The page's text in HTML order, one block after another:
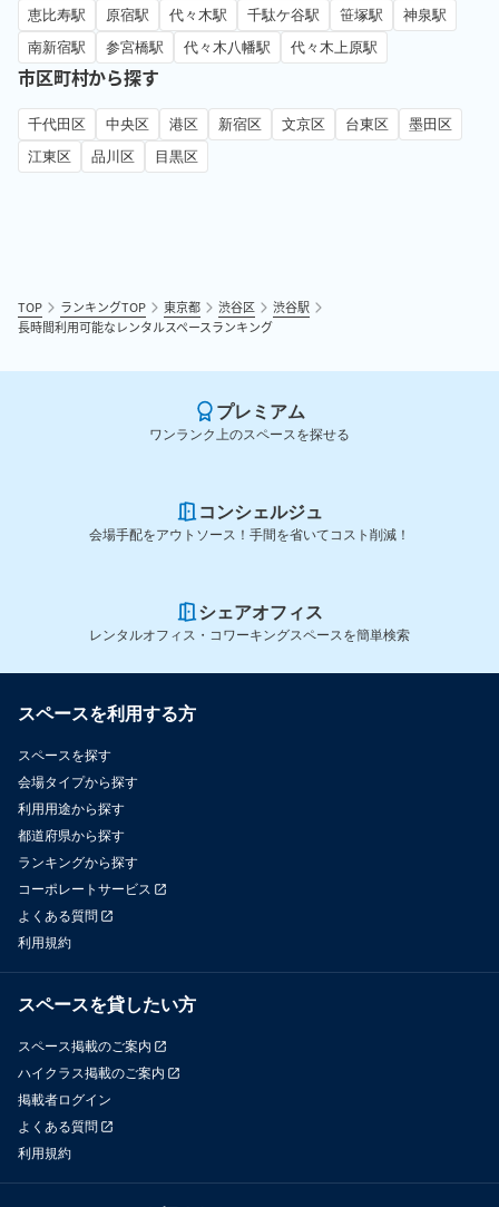
恵比寿駅 原宿駅 代々木駅 千駄ケ谷駅 笹塚駅
神泉駅
南新宿駅
参宮橋駅 代々木八幡駅 代々木上原駅
市区町村から探す
千代田区 中央区 港区 新宿区 文京区 台東区
墨田区
江東区
品川区 目黒区
TOP ランキングTOP 東京都 渋谷区
渋谷駅
長時間利用可能なレンタルスペースランキング
プレミアム
ワンランク上のスペースを探せる
コンシェルジュ
会場手配をアウトソース！手間を省いてコスト削減！
シェアオフィス
レンタルオフィス・コワーキングスペースを簡単検索
スペースを利用する方
スペースを探す
会場タイプから探す
利用用途から探す
都道府県から探す
ランキングから探す
コーポレートサービス
よくある質問
利用規約
スペースを貸したい方
スペース掲載のご案内
ハイクラス掲載のご案内
掲載者ログイン
よくある質問
利用規約